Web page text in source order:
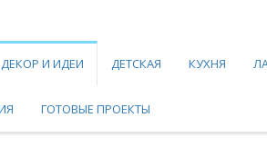
ДЕКОР И ИДЕИ ДЕТСКАЯ КУХНЯ
ГОТОВЫЕ ПРОЕКТЫ